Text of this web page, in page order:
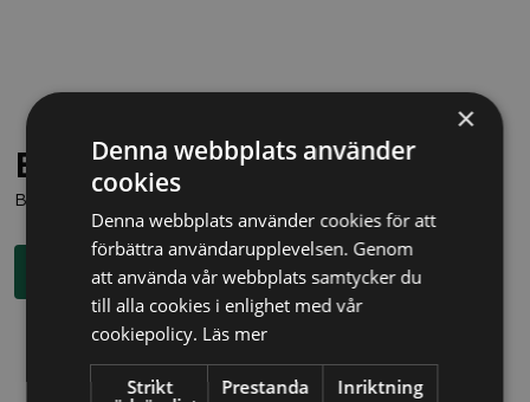
Behöver du juridisk hjälp?
Boka en kostnadsfri konsultation direkt via knappen nedan.
Boka rådgivning
×
Denna webbplats använder
cookies
Denna webbplats använder cookies för att
förbättra användarupplevelsen. Genom
att använda vår webbplats samtycker du
till alla cookies i enlighet med vår
cookiepolicy. Läs mer
Strikt
Prestanda Inriktning